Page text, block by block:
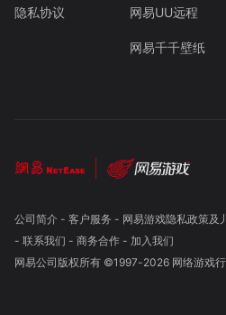
隐私协议 网易UU远程
网易千千壁纸
公司简介- 客户服务 - 网易游戏隐私政策及
- 联系我们 - 商务合作- 加入我们
网易公司版权所有 ©1997-2026 网络游戏